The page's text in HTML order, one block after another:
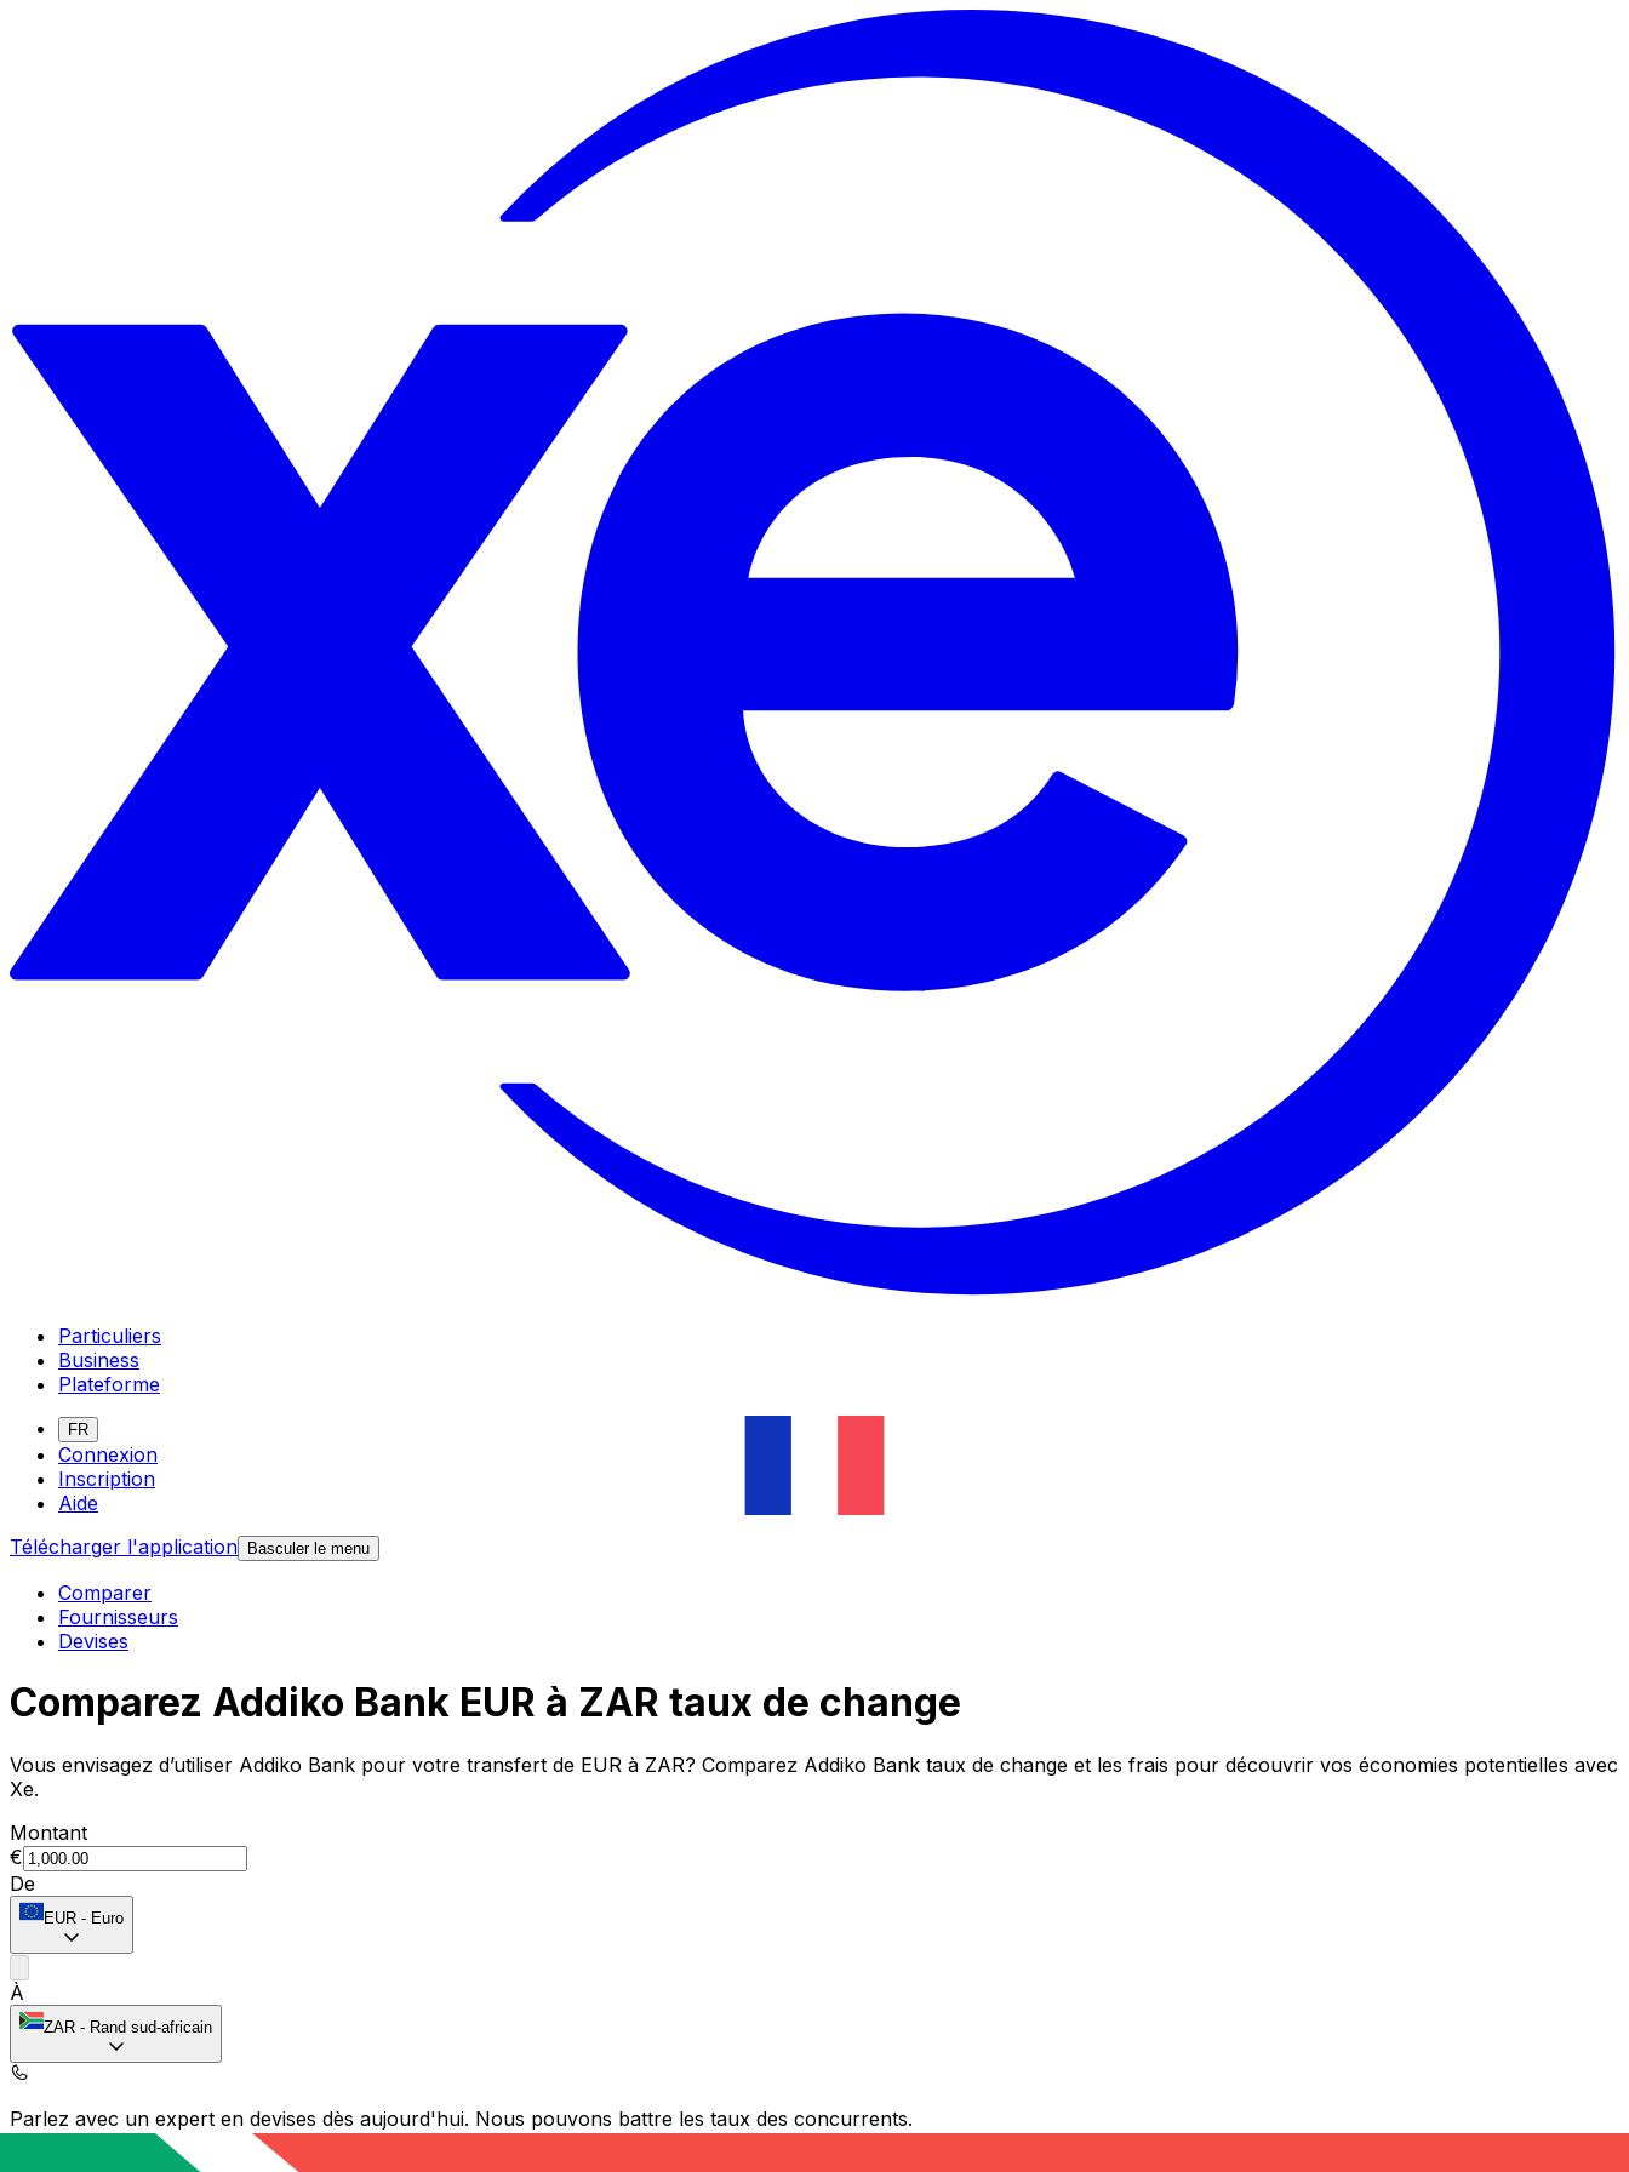
Particuliers
Business
Plateforme
FR
Connexion
Inscription
Aide
Télécharger l'application Basculer le menu
Comparer
Fournisseurs
Devises
Comparez Addiko Bank EUR à ZAR taux de change
Vous envisagez d’utiliser Addiko Bank pour votre transfert de EUR à ZAR? Comparez Addiko Bank taux de change et les frais pour découvrir vos économies potentielles avec
Xe.
Montant
€
De
EUR - Euro
À
ZAR - Rand sud-africain
Parlez avec un expert en devises dès aujourd'hui. Nous pouvons battre les taux des concurrents.